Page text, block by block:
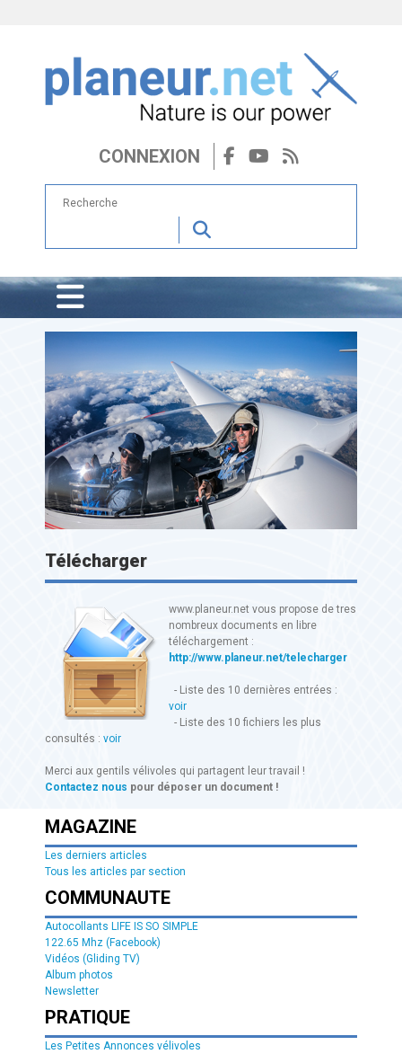
CONNEXION
Télécharger
www.planeur.net vous propose de tres
nombreux documents en libre
téléchargement :
http://www.planeur.net/telecharger
- Liste des 10 dernières entrées :
voir
- Liste des 10 fichiers les plus
consultés : voir
Merci aux gentils vélivoles qui partagent leur travail !
Contactez nous pour déposer un document !
MAGAZINE
Les derniers articles
Tous les articles par section
COMMUNAUTE
Autocollants LIFE IS SO SIMPLE
122.65 Mhz (Facebook)
Vidéos (Gliding TV)
Album photos
Newsletter
PRATIQUE
Les Petites Annonces vélivoles